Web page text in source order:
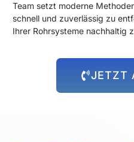
Team setzt moderne
schnell und zuverlässig zu
Ihrer Rohrsysteme nachhaltig
JETZT